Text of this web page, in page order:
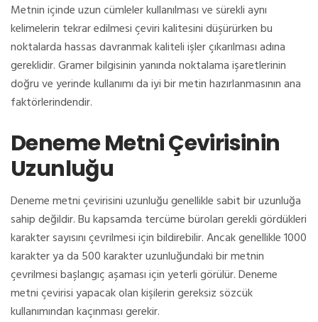
Metnin içinde uzun cümleler kullanılması ve sürekli aynı
kelimelerin tekrar edilmesi çeviri kalitesini düşürürken bu
noktalarda hassas davranmak kaliteli işler çıkarılması adına
gereklidir. Gramer bilgisinin yanında noktalama işaretlerinin
doğru ve yerinde kullanımı da iyi bir metin hazırlanmasının ana
faktörlerindendir.
Deneme Metni Çevirisinin
Uzunluğu
Deneme metni çevirisini uzunluğu genellikle sabit bir uzunluğa
sahip değildir. Bu kapsamda tercüme büroları gerekli gördükleri
karakter sayısını çevrilmesi için bildirebilir. Ancak genellikle 1000
karakter ya da 500 karakter uzunluğundaki bir metnin
çevrilmesi başlangıç aşaması için yeterli görülür. Deneme
metni çevirisi yapacak olan kişilerin gereksiz sözcük
kullanımından kaçınması gerekir.